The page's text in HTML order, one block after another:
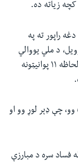
کچه زیاته ده.
راپور ته په
د ملي یووالي
حکومت په پیل کې افغانستان د شفافیت له لحاظه ۱۱ پوانیټونه
خو هغه زیاته کړه: "په ټوله کې زموږ هدف ۵۰ وو، چې ډېر لوړ وو او
او له فساد سره د مبارزې